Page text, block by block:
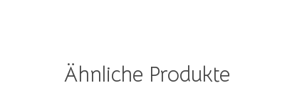
Ähnliche Produkte